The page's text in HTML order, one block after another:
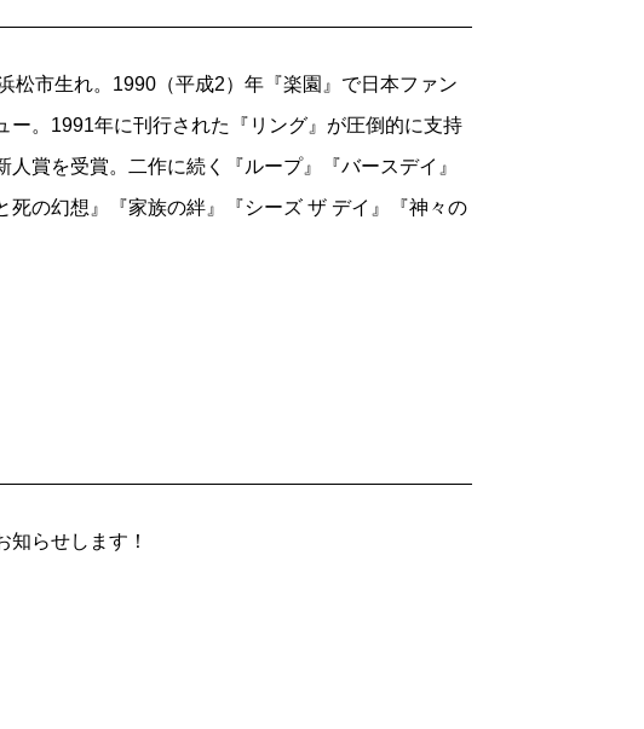
松市生れ。1990（平成2）年『楽園』で日本ファン
ー。1991年に刊行された『リング』が圧倒的に支持
賞を受賞。二作に続く『ループ』『バースデイ』
死の幻想』『家族の絆』『シーズ ザ デイ』『神々の
らせします！